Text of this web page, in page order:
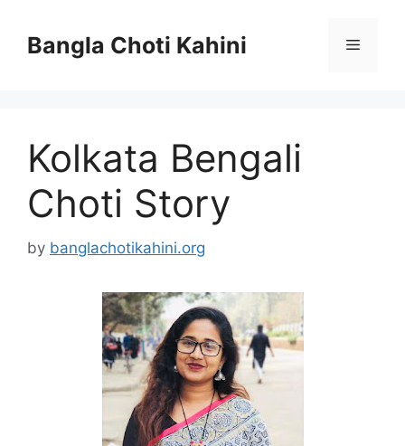
contentBangla Choti Kahini Menu
Kolkata Bengali
Choti Story
by banglachotikahini.org